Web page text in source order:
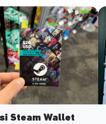
Steam Wallet